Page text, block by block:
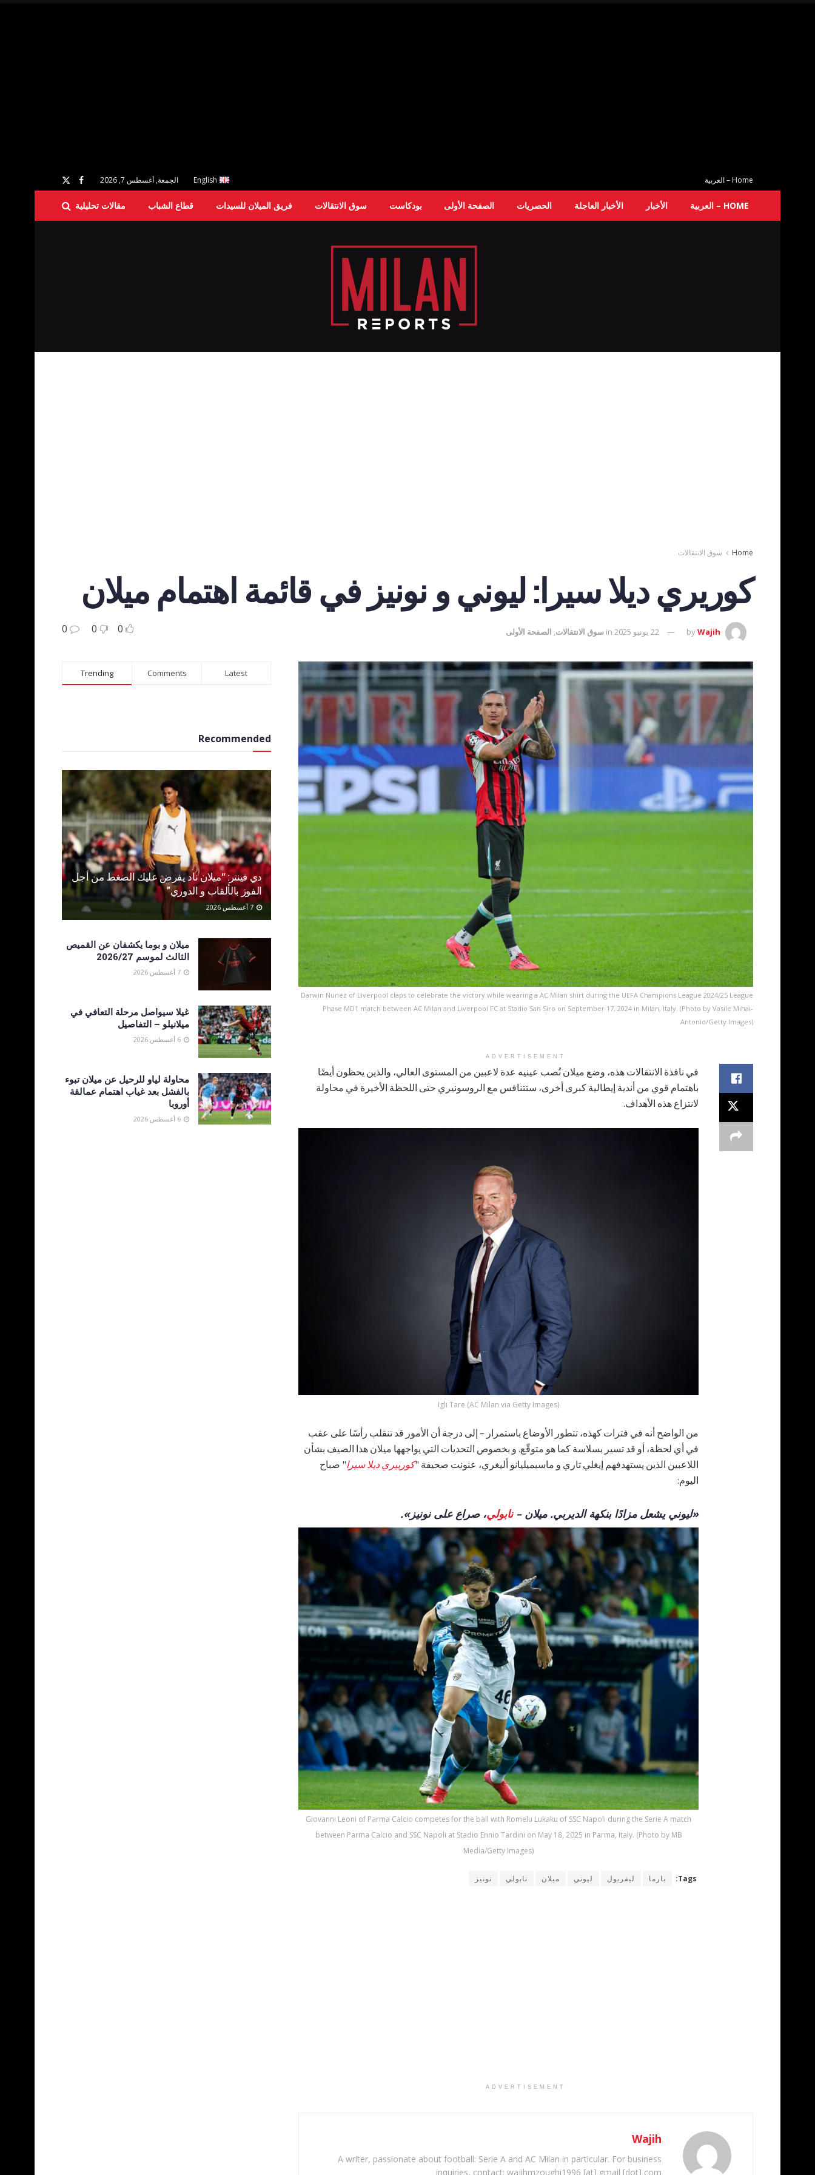
Home – العربية English الجمعة, أغسطس 7, 2026
HOME – العربية الأخبار الأخبار العاجلة الحصريات الصفحة الأولى بودكاست سوق الانتقالات فريق الميلان للسيدات قطاع الشباب مقالات تحليلية
Home سوق الانتقالات
كوريري ديلا سيرا: ليوني و نونيز في قائمة اهتمام ميلان
byWajih 22 يونيو 2025 in سوق الانتقالات, الصفحة الأولى 0
0
Darwin Nunez of Liverpool claps to celebrate the victory while wearing a AC Milan shirt during the UEFA Champions League 2024/25 League
Phase MD1 match between AC Milan and Liverpool FC at Stadio San Siro on September 17, 2024 in Milan, Italy. (Photo by Vasile Mihai-
Antonio/Getty Images)
ADVERTISEMENT
في نافذة الانتقالات هذه، وضع ميلان نُصب عينيه عدة لاعبين من المستوى العالي، والذين يحظون أيضًا
باهتمام قوي من أندية إيطالية كبرى أخرى، ستتنافس مع الروسونيري حتى اللحظة الأخيرة في محاولة
لانتزاع هذه الأهداف.
Igli Tare (AC Milan via Getty Images)
من الواضح أنه في فترات كهذه، تتطور الأوضاع باستمرار – إلى درجة أن الأمور قد تنقلب رأسًا على عقب
في أي لحظة، أو قد تسير بسلاسة كما هو متوقّع. و بخصوص التحديات التي يواجهها ميلان هذا الصيف بشأن
اللاعبين الذين يستهدفهم إيغلي تاري و ماسيميليانو أليغري، عنونت صحيفة "كورييري ديلا سيرا" صباح
اليوم:
«ليوني يشعل مزادًا بنكهة الديربي. ميلان –نابولي، صراع على نونيز».
Giovanni Leoni of Parma Calcio competes for the ball with Romelu Lukaku of SSC Napoli during the Serie A match
between Parma Calcio and SSC Napoli at Stadio Ennio Tardini on May 18, 2025 in Parma, Italy. (Photo by MB
Media/Getty Images)
Tags: بارما ليفربول ليوني ميلان نابولي نونيز
ADVERTISEMENT
Wajih
A writer, passionate about football: Serie A and AC Milan in particular. For business
inquiries, contact: wajihmzoughi1996 [at] gmail [dot] com
Trending Comments Latest
Recommended
دي فينتر: “ميلان ناد يفرض عليك الضغط من أجل
الفوز بالألقاب و الدوري”
ميلان و بوما يكشفان عن القميص
الثالث لموسم 2026/27
غيلا سيواصل مرحلة التعافي في
ميلانيلو – التفاصيل
محاولة لياو للرحيل عن ميلان تبوء
بالفشل بعد غياب اهتمام عمالقة
أوروبا